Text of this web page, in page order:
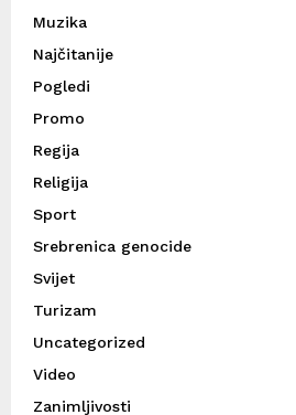
Muzika
Najčitanije
Pogledi
Promo
Regija
Religija
Sport
Srebrenica genocide
Svijet
Turizam
Uncategorized
Video
Zanimljivosti